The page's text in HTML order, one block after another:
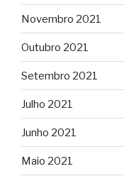
Novembro 2021
Outubro 2021
Setembro 2021
Julho 2021
Junho 2021
Maio 2021